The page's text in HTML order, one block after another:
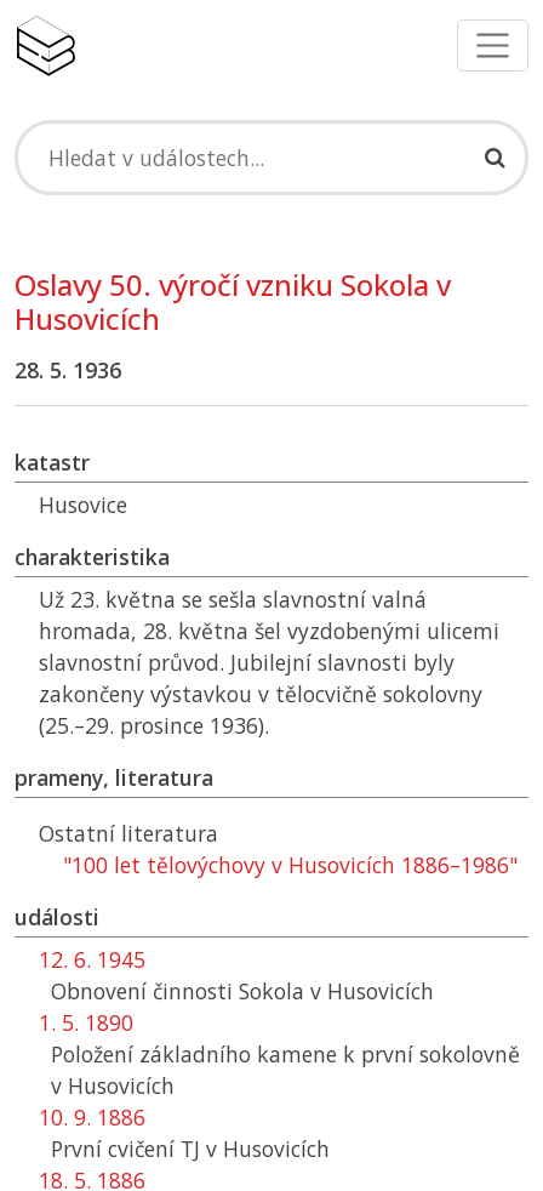
Oslavy 50. výročí vzniku Sokola v
Husovicích
28. 5. 1936
katastr
Husovice
charakteristika
Už 23. května se sešla slavnostní valná
hromada, 28. května šel vyzdobenými ulicemi
slavnostní průvod. Jubilejní slavnosti byly
zakončeny výstavkou v tělocvičně sokolovny
(25.–29. prosince 1936).
prameny, literatura
Ostatní literatura
"100 let tělovýchovy v Husovicích 1886–1986"
události
12. 6. 1945
Obnovení činnosti Sokola v Husovicích
1. 5. 1890
Položení základního kamene k první sokolovně
v Husovicích
10. 9. 1886
První cvičení TJ v Husovicích
18. 5. 1886